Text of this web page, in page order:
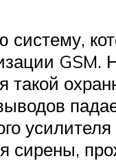
GSM.
такой
усилителя
сирены,